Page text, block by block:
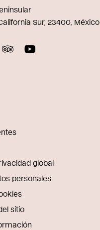
Sur, 23400, México
global
personales
sitio